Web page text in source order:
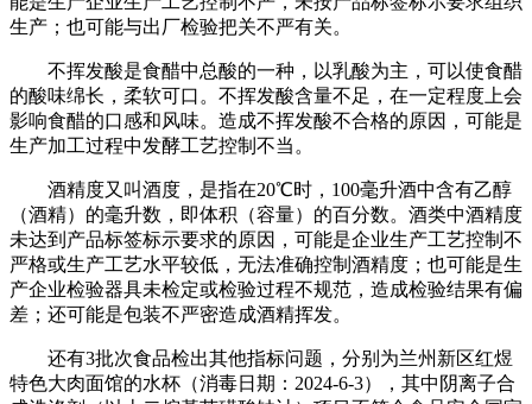
生产；也可能与出厂检验把关不严有关。
不挥发酸是食醋中总酸的一种，以乳酸为主，可以使食醋
的酸味绵长，柔软可口。不挥发酸含量不足，在一定程度上会
影响食醋的口感和风味。造成不挥发酸不合格的原因，可能是
生产加工过程中发酵工艺控制不当。
酒精度又叫酒度，是指在20℃时，100毫升酒中含有乙醇
（酒精）的毫升数，即体积（容量）的百分数。酒类中酒精度
未达到产品标签标示要求的原因，可能是企业生产工艺控制不
严格或生产工艺水平较低，无法准确控制酒精度；也可能是生
产企业检验器具未检定或检验过程不规范，造成检验结果有偏
差；还可能是包装不严密造成酒精挥发。
还有3批次食品检出其他指标问题，分别为兰州新区红煜
特色大肉面馆的水杯（消毒日期：2024-6-3），其中阴离子合